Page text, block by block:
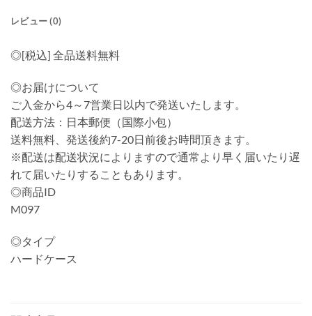
レビュー (0)
◎[税込] 全品送料無料
◎お届けについて
ご入金から4～7営業日以内で発送いたします。
配送方法：日本郵便（国際小包）
送料無料、発送後約7-20日前後お時間頂きます。
※配送は配送状況によりますので通常より早く届いたり遅
れて届いたりすることもあります。
◎商品ID
M097
◎タイプ
ハードケース